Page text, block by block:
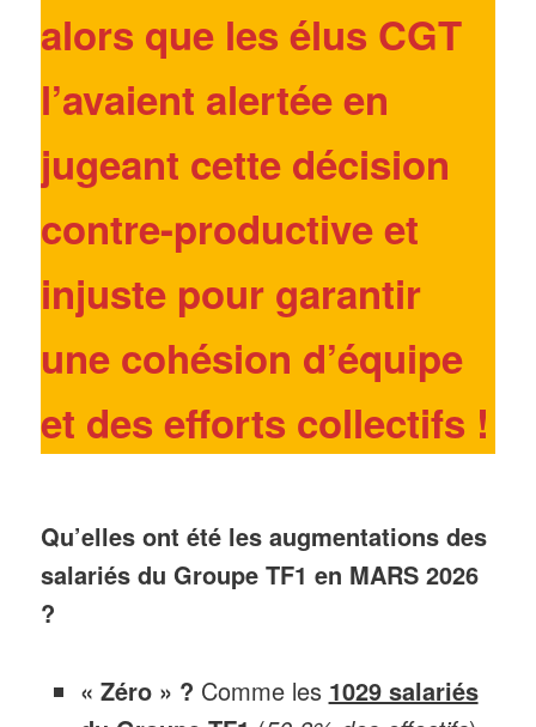
alors que les élus CGT
l’avaient alertée en
jugeant cette décision
contre-productive et
injuste pour garantir
une cohésion d’équipe
et des efforts collectifs !
Qu’elles ont été les augmentations des
salariés du Groupe TF1 en MARS 2026
?
« Zéro » ? Comme les 1029 salariés